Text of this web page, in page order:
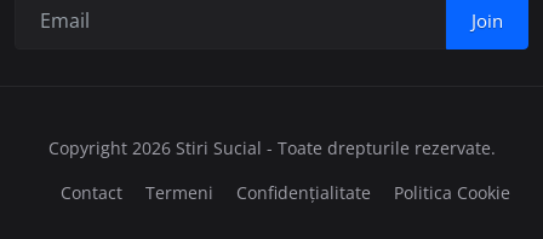
Join
Copyright 2026 Stiri Sucial - Toate drepturile rezervate.
Contact
Termeni Confidențialitate Politica Cookie